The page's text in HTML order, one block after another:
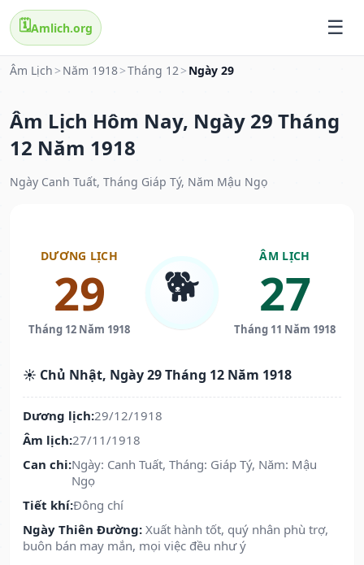
🗓️Amlich.org
Âm Lịch > Năm 1918>Tháng 12> Ngày 29
Âm Lịch Hôm Nay, Ngày 29 Tháng
12 Năm 1918
Ngày Canh Tuất, Tháng Giáp Tý, Năm Mậu Ngọ
DƯƠNG LỊCH
29
Tháng 12 Năm 1918
🐕
ÂM LỊCH
27
Tháng 11 Năm 1918
☀️ Chủ Nhật, Ngày 29 Tháng 12 Năm 1918
Dương lịch:29/12/1918
Âm lịch:27/11/1918
Can chi:Ngày: Canh Tuất, Tháng: Giáp Tý, Năm: Mậu
Ngọ
Tiết khí:Đông chí
Ngày Thiên Đường: Xuất hành tốt, quý nhân phù trợ,
buôn bán may mắn, mọi việc đều như ý